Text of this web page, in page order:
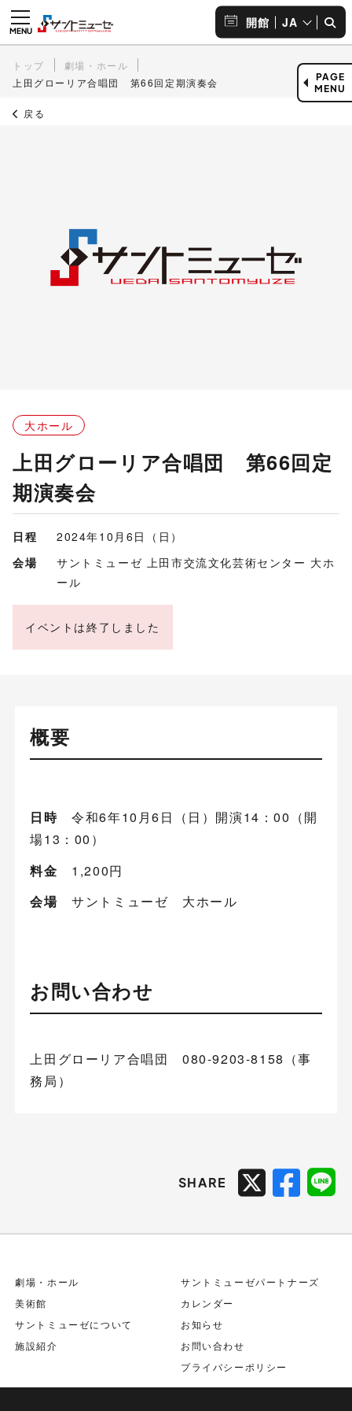
開館 JA
トップ
劇場・ホール
上田グローリア合唱団 第66回定期演奏会
戻る
大ホール
上田グローリア合唱団 第66回定
期演奏会
日程
2024年10月6日（日）
会場
サントミューゼ 上田市交流文化芸術センター 大ホ
ール
イベントは終了しました
PAGE
MENU
概要
日時 令和6年10月6日（日）開演14：00（開
場13：00）
料金 1,200円
会場 サントミューゼ 大ホール
お問い合わせ
上田グローリア合唱団 080-9203-8158（事
務局）
SHARE
劇場・ホール
美術館
サントミューゼについて
施設紹介
サントミューゼパートナーズ
カレンダー
お知らせ
お問い合わせ
プライバシーポリシー